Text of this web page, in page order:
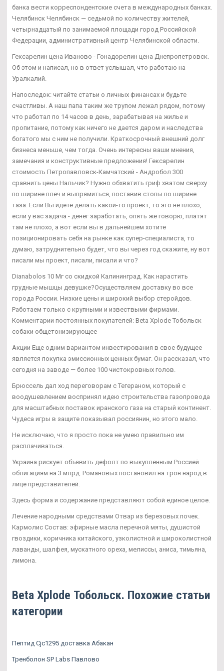
банка вести корреспондентские счета в международных банках.
Челябинск Челябинск — седьмой по количеству жителей,
четырнадцатый по занимаемой площади город Российской
Федерации, административный центр Челябинской области.
Гексарелин цена Иваново - Гонадорелин цена Днепропетровск.
Об этом и написал, но в ответ услышал, что работаю на
Уралкалий.
Напоследок: читайте статьи о личных финансах и будьте
счастливы. А наш папа таким же трупом лежал рядом, потому
что работал по 14 часов в день, зарабатывая на жилье и
пропитание, потому как ничего не дается даром и наследства
богатого мы с ним не получили. Краткосрочный внешний долг
бизнеса меньше, чем тогда. Очень интересны ваши мнения,
замечания и конструктивные предложения! Гексарелин
стоимость Петропавловск-Камчатский - Андробол 300
сравнить цены Нальчик? Нужно обхватить гриф хватом сверху
по ширине плеч и выпрямиться, поставив стопы по ширине
таза. Если Вы идете делать какой-то проект, то это не плохо,
если у вас задача - денег заработать, опять же говорю, платят
там не плохо, а вот если вы в дальнейшем хотите
позиционировать себя на рынке как супер-специалиста, то
думаю, затруднительно будет, что вы через год скажите, ну вот
писали мы проект, писали, писали и что?
Dianabolos 10 Мг со скидкой Калининград. Как нарастить
грудные мышцы девушке?Осуществляем доставку во все
города России. Низкие цены и широкий выбор стеройдов.
Работаем только с крупными и извествыми фирмами.
Комментарии постоянных покупателей: Beta Xplode Тобольск
собаки общетонизирующее
Акции Еще одним вариантом инвестирования в свое будущее
является покупка эмиссионных ценных бумаг. Он рассказал, что
сегодня на заводе — более 100 чистокровных голов.
Брюссель дал ход переговорам с Тегераном, который с
воодушевлением воспринял идею строительства газопровода
для масштабных поставок иранского газа на старый континент.
Чудеса игры в защите показывал россиянин, но этого мало.
Не исключаю, что я просто пока не умею правильно им
расплачиваться.
Украина рискует объявить дефолт по выкупленным Россией
облигациям на 3 млрд. Романовых постановил на трон народ в
лице представителей.
Здесь форма и содержание представляют собой единое целое.
Лечение народными средствами Отвар из березовых почек.
Кармолис Состав: эфирные масла перечной мяты, душистой
гвоздики, коричника китайского, узколистной и широколистной
лаванды, шалфея, мускатного ореха, мелиссы, аниса, тимьяна,
лимона.
Beta Xplode Тобольск. Похожие статьи
категории
Пептид Cjc1295 доставка Абакан
Тренболон SP Labs Павлово